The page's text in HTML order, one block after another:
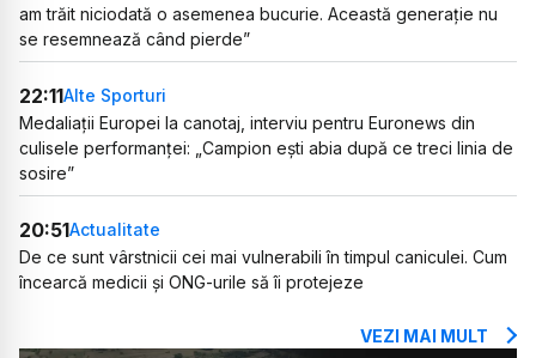
am trăit niciodată o asemenea bucurie. Această generație nu
se resemnează când pierde”
22:11Alte Sporturi
Medaliații Europei la canotaj, interviu pentru Euronews din
culisele performanței: „Campion ești abia după ce treci linia de
sosire”
20:51Actualitate
De ce sunt vârstnicii cei mai vulnerabili în timpul caniculei. Cum
încearcă medicii și ONG-urile să îi protejeze
VEZI MAI MULT